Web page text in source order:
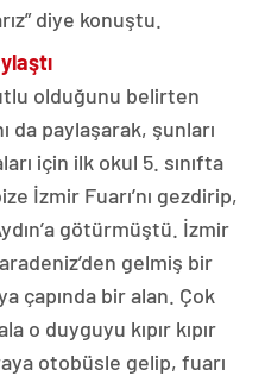
diye konuştu.
olduğunu belirten
da paylaşarak, şunları
için ilk okul 5. sınıfta
İzmir Fuarı’nı gezdirip,
götürmüştü. İzmir
gelmiş bir
çapında bir alan. Çok
o duyguyu kıpır kıpır
otobüsle gelip, fuarı